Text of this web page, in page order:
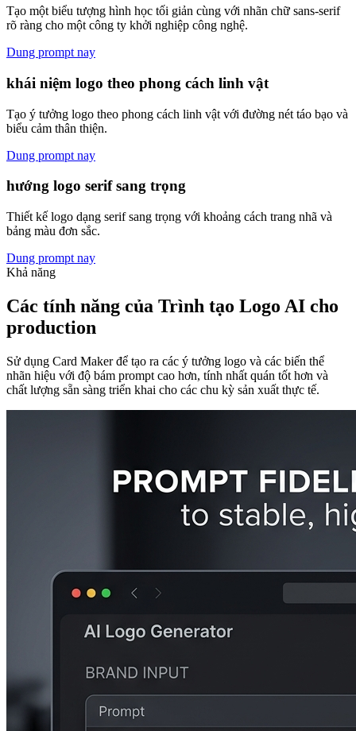
Tạo một biểu tượng hình học tối giản cùng với nhãn chữ sans-serif
rõ ràng cho một công ty khởi nghiệp công nghệ.
Dung prompt nay
khái niệm logo theo phong cách linh vật
Tạo ý tưởng logo theo phong cách linh vật với đường nét táo bạo và
biểu cảm thân thiện.
Dung prompt nay
hướng logo serif sang trọng
Thiết kế logo dạng serif sang trọng với khoảng cách trang nhã và
bảng màu đơn sắc.
Dung prompt nay
Khả năng
Các tính năng của Trình tạo Logo AI cho
production
Sử dụng Card Maker để tạo ra các ý tưởng logo và các biến thể
nhãn hiệu với độ bám prompt cao hơn, tính nhất quán tốt hơn và
chất lượng sẵn sàng triển khai cho các chu kỳ sản xuất thực tế.